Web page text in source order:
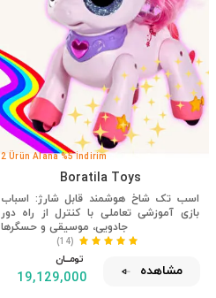
2 Ürün Alana %5 İndirim
Boratila Toys
اسب تک شاخ هوشمند قابل شارژ: اسباب
بازی آموزشی تعاملی با کنترل از راه دور
جادویی، موسیقی و حسگرها
(14)
تومــــــان
19,129,000 مشاهده